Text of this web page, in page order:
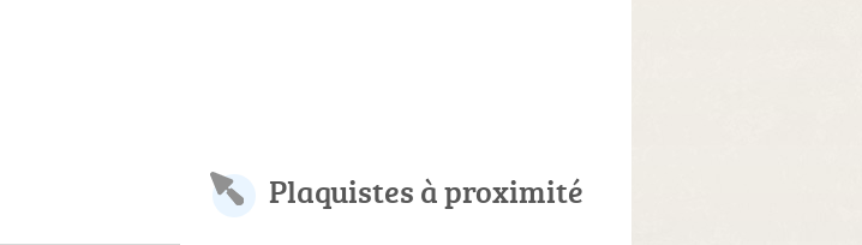
Plaquistes à proximité